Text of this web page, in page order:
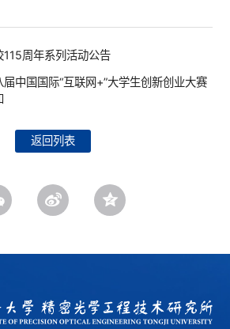
115周年系列活动公告
届中国国际“互联网+”大学生创新创业大赛
返回列表